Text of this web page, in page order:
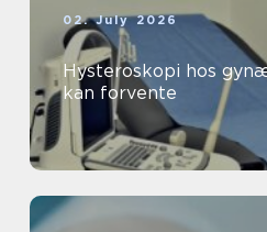
02. July 2026
Hysteroskopi hos
kan forvente